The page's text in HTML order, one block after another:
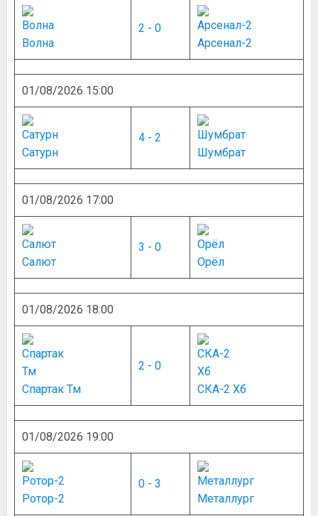
Волна
2 - 0
Арсенал-2
01/08/2026 15:00
Сатурн
4 - 2
Шумбрат
01/08/2026 17:00
Салют
3 - 0
Орёл
01/08/2026 18:00
Спартак Тм
2 - 0
СКА-2 Хб
01/08/2026 19:00
Ротор-2
0 - 3
Металлург